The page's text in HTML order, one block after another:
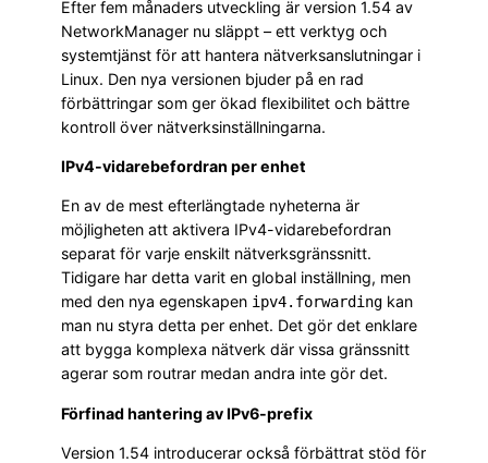
Efter fem månaders utveckling är version 1.54 av
NetworkManager nu släppt – ett verktyg och
systemtjänst för att hantera nätverksanslutningar i
Linux. Den nya versionen bjuder på en rad
förbättringar som ger ökad flexibilitet och bättre
kontroll över nätverksinställningarna.
IPv4-vidarebefordran per enhet
En av de mest efterlängtade nyheterna är
möjligheten att aktivera IPv4-vidarebefordran
separat för varje enskilt nätverksgränssnitt.
Tidigare har detta varit en global inställning, men
med den nya egenskapen ipv4.forwarding kan
man nu styra detta per enhet. Det gör det enklare
att bygga komplexa nätverk där vissa gränssnitt
agerar som routrar medan andra inte gör det.
Förfinad hantering av IPv6-prefix
Version 1.54 introducerar också förbättrat stöd för